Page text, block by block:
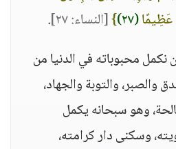
عَظِيمًا(٢٧) }[النساء: ٢٧]
.
نكمل محبوباته في الدنيا من
والصبر، والتوبة والجهاد،
وهو سبحانه يكمل
وسكنى دار كرامته،